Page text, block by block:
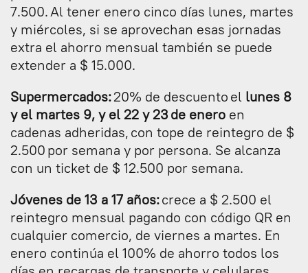
7.500. Al tener enero cinco días lunes, martes
y miércoles, si se aprovechan esas jornadas
extra el ahorro mensual también se puede
extender a $ 15.000.
Supermercados:20% de descuento el lunes 8
y el martes 9, y el 22 y 23 de enero en
cadenas adheridas, con tope de reintegro de $
2.500 por semana y por persona. Se alcanza
con un ticket de $ 12.500 por semana.
Jóvenes de 13 a 17 años:crece a $ 2.500 el
reintegro mensual pagando con código QR en
cualquier comercio, de viernes a martes. En
enero continúa el 100% de ahorro todos los